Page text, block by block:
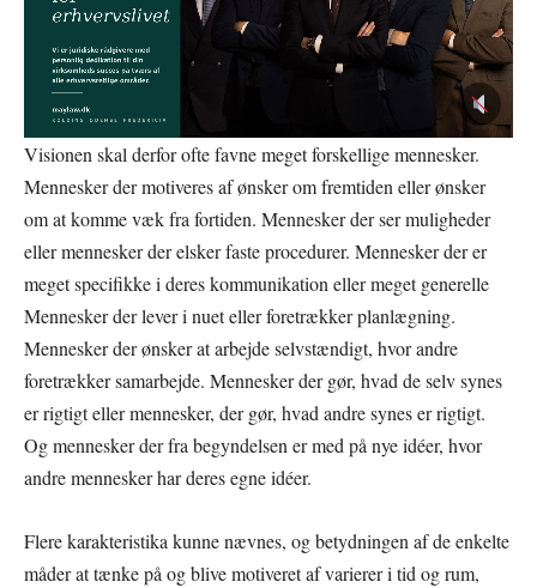
Visionen skal derfor ofte favne meget forskellige mennesker.
Mennesker der motiveres af ønsker om fremtiden eller ønsker
om at komme væk fra fortiden. Mennesker der ser muligheder
eller mennesker der elsker faste procedurer. Mennesker der er
meget specifikke i deres kommunikation eller meget generelle
Mennesker der lever i nuet eller foretrækker planlægning.
Mennesker der ønsker at arbejde selvstændigt, hvor andre
foretrækker samarbejde. Mennesker der gør, hvad de selv synes
er rigtigt eller mennesker, der gør, hvad andre synes er rigtigt.
Og mennesker der fra begyndelsen er med på nye idéer, hvor
andre mennesker har deres egne idéer.
Flere karakteristika kunne nævnes, og betydningen af de enkelte
måder at tænke på og blive motiveret af varierer i tid og rum,